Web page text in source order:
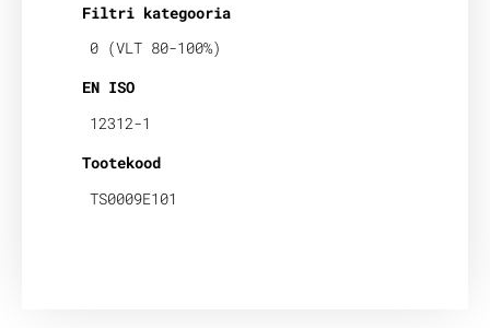
Filtri kategooria
0 (VLT 80-100%)
EN ISO
12312-1
Tootekood
TS0009E101